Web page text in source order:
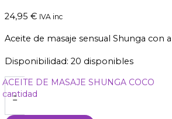
24,95 € IVA inc
Aceite de masaje sensual Shunga con
Disponibilidad: 20 disponibles
-
ACEITE DE MASAJE SHUNGA COCO
cantidad